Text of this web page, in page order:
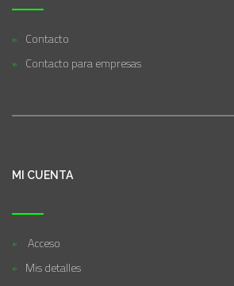
Contacto
Contacto para empresas
MI CUENTA
Acceso
Mis detalles